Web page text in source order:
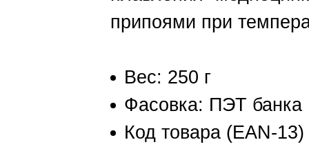
припоями при
Вес: 250 г
Фасовка: ПЭТ банка
Код товара (EAN-